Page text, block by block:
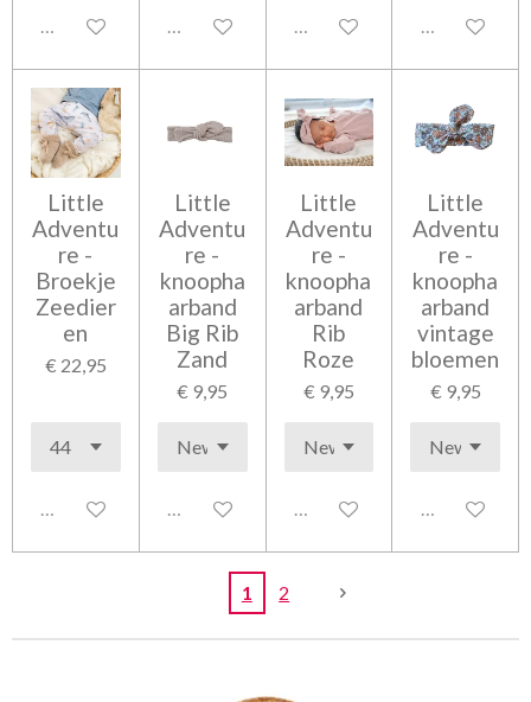
Uitgeschakeld Uitgeschakeld Uitgeschakeld
Little
Adventu
re -
Broekje
Zeedier
en
€ 22,95
Uitgeschakeld
Little
Adventu
re -
knoopha
arband
Big Rib
Zand
€ 9,95
Uitgeschakeld
Little
Adventu
re -
knoopha
arband
Rib
Roze
€ 9,95
Uitgeschakeld
Little
Adventu
re -
knoopha
arband
vintage
bloemen
€ 9,95
1 2